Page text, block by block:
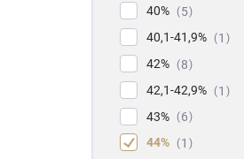
40%
5
40,1-41,9%
1
42%
8
42,1-42,9%
1
43%
6
44%
1